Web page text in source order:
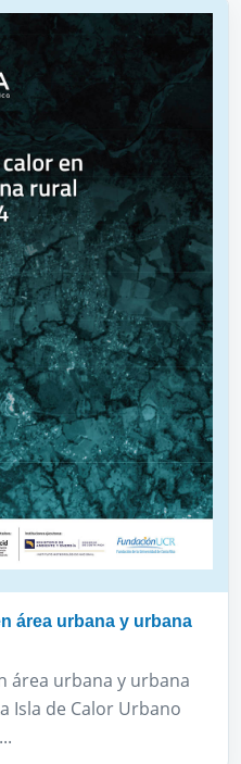
área urbana y urbana
área urbana y urbana
Isla de Calor Urbano